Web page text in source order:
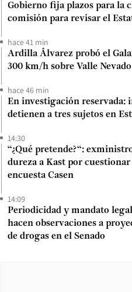
Gobierno fija plazos para la
comisión para revisar el
hace 41 min
Ardilla Álvarez probó el
300 km/h sobre Valle Nevado
hace 46 min
En investigación reservada:
detienen a tres sujetos en
14:30
“¿Qué pretende?“:
dureza a Kast por
encuesta Casen
14:09
Periodicidad y mandato
hacen observaciones a
de drogas en el Senado